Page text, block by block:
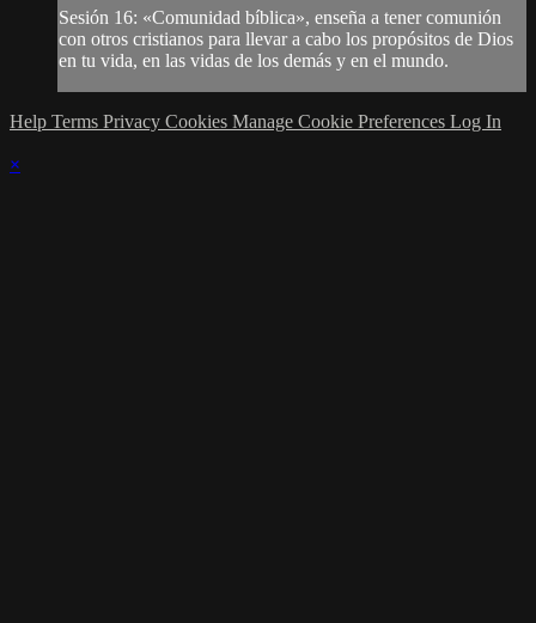
Sesión 16: «Comunidad bíblica», enseña a tener comunión
con otros cristianos para llevar a cabo los propósitos de Dios
en tu vida, en las vidas de los demás y en el mundo.
Help Terms Privacy Cookies Manage Cookie Preferences Log In
×